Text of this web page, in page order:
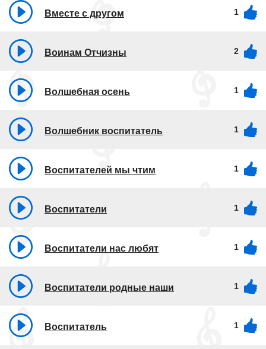
Вместе с другом 1
Воинам Отчизны 2
Волшебная осень 1
Волшебник воспитатель 1
Воспитателей мы чтим 1
Воспитатели 1
Воспитатели нас любят 1
Воспитатели родные наши 1
Воспитатель 1